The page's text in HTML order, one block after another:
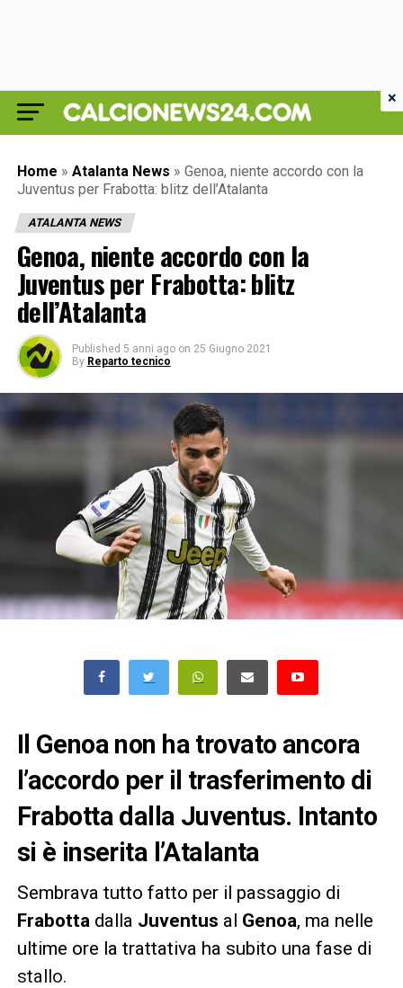
Home » Atalanta News » Genoa, niente accordo con la
Juventus per Frabotta: blitz dell’Atalanta
ATALANTA NEWS
Genoa, niente accordo con la
Juventus per Frabotta: blitz
dell’Atalanta
Published 5 anni ago on 25 Giugno 2021
By Reparto tecnico
Il Genoa non ha trovato ancora
l’accordo per il trasferimento di
Frabotta dalla Juventus. Intanto
si è inserita l’Atalanta
Sembrava tutto fatto per il passaggio di
Frabotta dalla Juventus al Genoa, ma nelle
ultime ore la trattativa ha subito una fase di
stallo.
×